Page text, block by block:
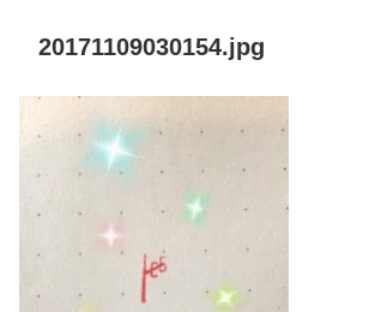
20171109030154.jpg